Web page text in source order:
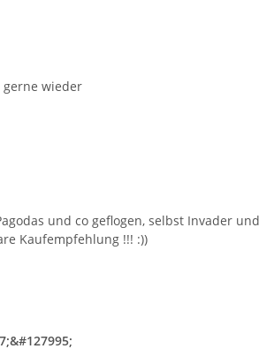
wieder
und co geflogen, selbst Invader
Kaufempfehlung !!! :))